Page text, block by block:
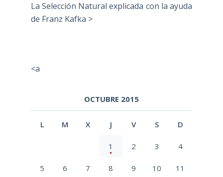
La Selección Natural explicada con la ayuda
de Franz Kafka >
<a
OCTUBRE 2015
L M X J V S D
1 2 3 4
5 6 7 8 9 10 11